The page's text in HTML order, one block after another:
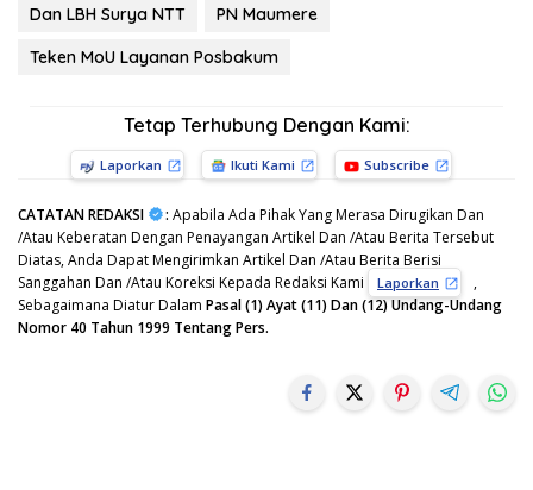
Dan LBH Surya NTT
PN Maumere
Teken MoU Layanan Posbakum
Tetap Terhubung Dengan Kami:
Laporkan Ikuti Kami Subscribe
CATATAN REDAKSI : Apabila Ada Pihak Yang Merasa Dirugikan Dan
/Atau Keberatan Dengan Penayangan Artikel Dan /Atau Berita Tersebut
Diatas, Anda Dapat Mengirimkan Artikel Dan /Atau Berita Berisi
Sanggahan Dan /Atau Koreksi Kepada Redaksi Kami
Laporkan
,
Sebagaimana Diatur Dalam Pasal (1) Ayat (11) Dan (12) Undang-Undang
Nomor 40 Tahun 1999 Tentang Pers.